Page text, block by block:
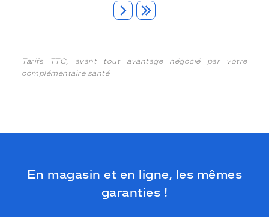
Tarifs TTC, avant tout avantage négocié par votre
complémentaire santé
En magasin et en ligne, les mêmes
garanties !